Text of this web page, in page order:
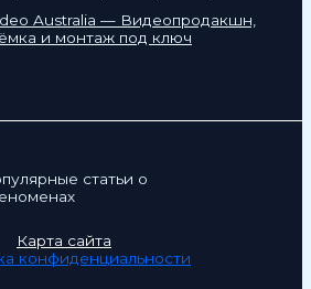
Australia — Видеопродакшн,
и монтаж под ключ
статьи о
Карта сайта
конфиденциальности